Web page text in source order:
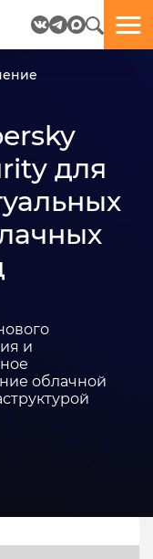
для
и
облачной